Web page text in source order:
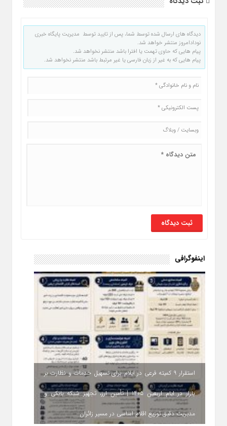
دیدگاه های ارسال شده توسط شما، پس از تایید توسط مدیریت پایگاه خبری
نودادامروز منتشر خواهد شد.
پیام هایی که حاوی تهمت یا افترا باشد منتشر نخواهد شد.
پیام هایی که به غیر از زبان فارسی یا غیر مرتبط باشد منتشر نخواهد شد.
اینفوگرافی
استقرار ۹ کمیته فرعی در ایلام برای تسهیل خدمات و نظارت بر
بازار در ایام اربعین ۱۴۰۵ | تأمین ارز، تجهیز شبکه بانکی و
مدیریت دقیق توزیع اقلام اساسی در مسیر زائران